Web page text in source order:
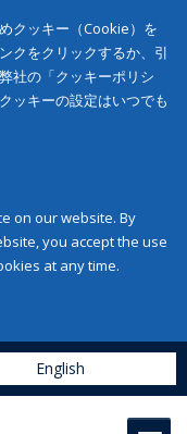
クッキー（Cookie）を
クをクリックするか、引
社の「クッキーポリシ
ッキーの設定はいつでも
on our website. By
you accept the use
at any time.
English